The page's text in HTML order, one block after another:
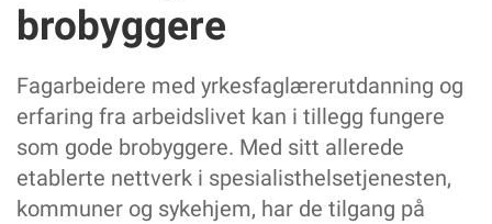
brobyggere
Fagarbeidere med yrkesfaglærerutdanning og
erfaring fra arbeidslivet kan i tillegg fungere
som gode brobyggere. Med sitt allerede
etablerte nettverk i spesialisthelsetjenesten,
kommuner og sykehjem, har de tilgang på